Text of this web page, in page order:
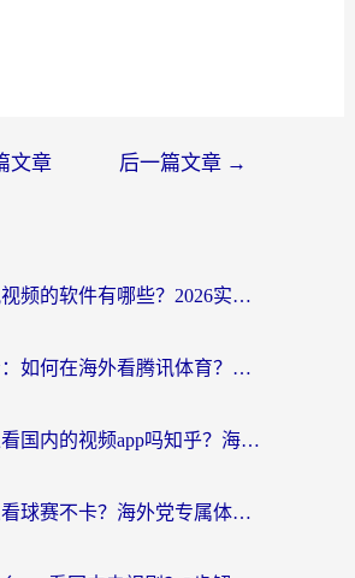
文章 后一篇文章 →
海外看腾讯视频的软件有哪些？2026实测有效，留学生都在用的回国加速器指南
海外党必看：如何在海外看腾讯体育？解决赛事直播地区限制的终极指南
在国外可以看国内的视频app吗知乎？海外党亲测有效的追剧加速方案
在国外怎么看球赛不卡？海外党专属体育直播自由指南